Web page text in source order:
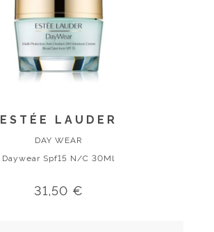
ESTÉE LAUDER
DAY WEAR
Daywear Spf15 N/C 30Ml
31,50 €